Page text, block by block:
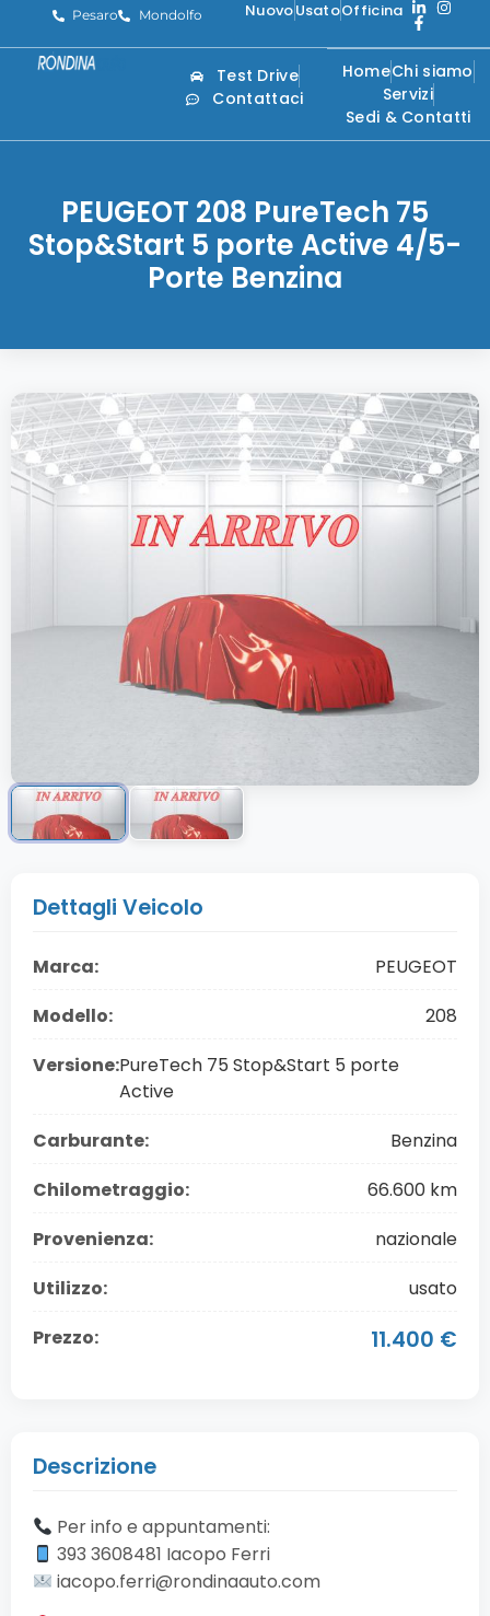
Pesaro Mondolfo NuovoUsatoOfficina
HomeChi siamo
Servizi
Sedi & Contatti
Test Drive
Contattaci
PEUGEOT 208 PureTech 75
Stop&Start 5 porte Active 4/5-
Porte Benzina
Dettagli Veicolo
Marca:
PEUGEOT
Modello:
208
Versione:PureTech 75 Stop&Start 5 porte
Active
Carburante:
Benzina
Chilometraggio:
66.600 km
Provenienza:
nazionale
Utilizzo:
usato
Prezzo:
11.400 €
Descrizione
Per info e appuntamenti:
393 3608481 Iacopo Ferri
iacopo.ferri@rondinaauto.com